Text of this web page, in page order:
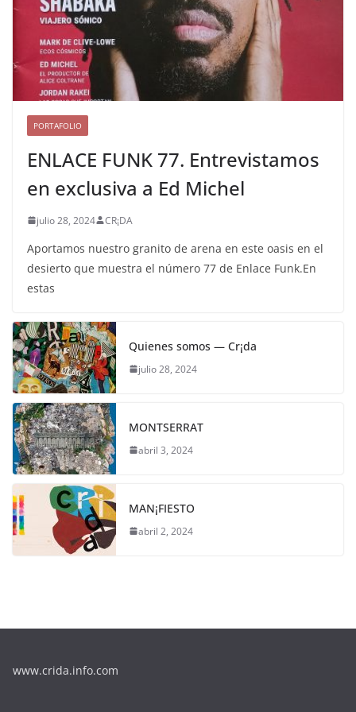
PORTAFOLIO
ENLACE FUNK 77. Entrevistamos
en exclusiva a Ed Michel
julio 28, 2024 CR¡DA
Aportamos nuestro granito de arena en este oasis en el
desierto que muestra el número 77 de Enlace Funk.En
estas
Quienes somos — Cr¡da
julio 28, 2024
MONTSERRAT
abril 3, 2024
MAN¡FIESTO
abril 2, 2024
www.crida.info.com